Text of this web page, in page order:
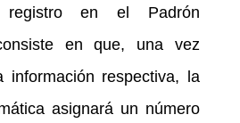
registro en el Padrón
en que, una vez
información respectiva, la
asignará un número